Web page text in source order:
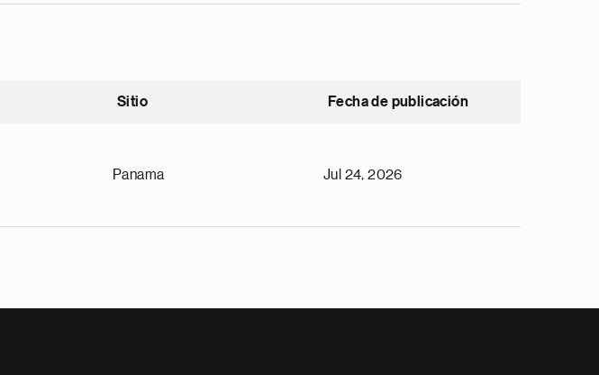
Sitio Fecha de publicación
Panama Jul 24, 2026